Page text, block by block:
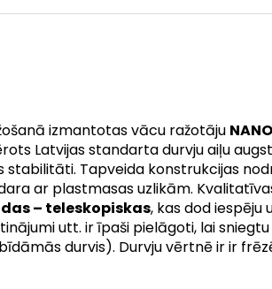
izmantotas vācu ražotāju
Latvijas standarta durvju aiļu
Tapveida konstrukcijas
ar plastmasas uzlikām.
– teleskopiskas, kas dod
utt. ir īpaši pielāgoti, lai
durvis). Durvju vērtnē ir ir